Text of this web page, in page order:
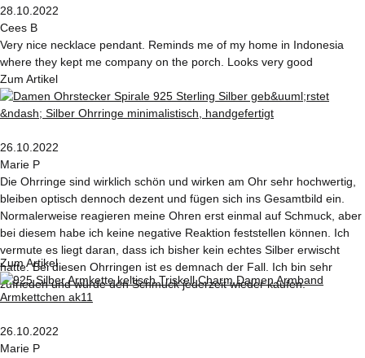
28.10.2022
Cees B
Very nice necklace pendant. Reminds me of my home in Indonesia
where they kept me company on the porch. Looks very good
Zum Artikel
26.10.2022
Marie P
Die Ohrringe sind wirklich schön und wirken am Ohr sehr hochwertig,
bleiben optisch dennoch dezent und fügen sich ins Gesamtbild ein.
Normalerweise reagieren meine Ohren erst einmal auf Schmuck, aber
bei diesem habe ich keine negative Reaktion feststellen können. Ich
vermute es liegt daran, dass ich bisher kein echtes Silber erwischt
hatte. Bei diesen Ohrringen ist es demnach der Fall. Ich bin sehr
zufrieden und würde den Schmuck jederzeit wieder kaufen.
Zum Artikel
26.10.2022
Marie P